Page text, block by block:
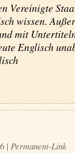
Vereinigte
wissen.
mit
Englisch
| Permanent-Link